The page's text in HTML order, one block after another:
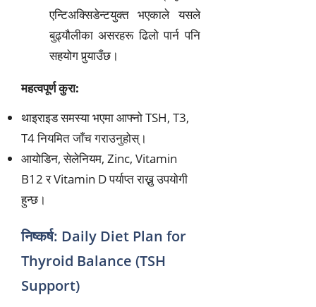
एन्टिअक्सिडेन्टयुक्त भएकाले यसले
बुढ्यौलीका असरहरू ढिलो पार्न पनि
सहयोग पुर्‍याउँछ।
महत्वपूर्ण कुरा:
थाइराइड समस्या भएमा आफ्नो TSH, T3,
T4 नियमित जाँच गराउनुहोस्।
आयोडिन, सेलेनियम, Zinc, Vitamin
B12 र Vitamin D पर्याप्त राख्नु उपयोगी
हुन्छ।
निष्कर्ष: Daily Diet Plan for
Thyroid Balance (TSH
Support)